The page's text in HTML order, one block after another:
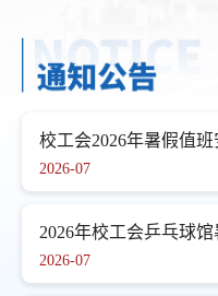
校工会2026年暑假值班
2026-07
2026年校工会乒乓球
2026-07